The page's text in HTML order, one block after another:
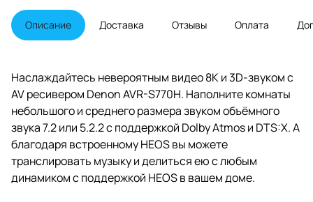
Atmos и DTS:X. А благодаря
встроенной технологии HEOS®
вы можете транслировать
всему дому.
Описание Доставка Отзывы Оплата
Наслаждайтесь невероятным видео 8K и 3D-звуком с
AV ресивером Denon AVR-S770H. Наполните комнаты
небольшого и среднего размера звуком объёмного
звука 7.2 или 5.2.2 с поддержкой Dolby Atmos и DTS:X. А
благодаря встроенному HEOS вы можете
транслировать музыку и делиться ею с любым
динамиком с поддержкой HEOS в вашем доме.